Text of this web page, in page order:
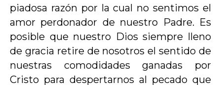
piadosa razón por la cual no sentimos el
amor perdonador de nuestro Padre. Es
posible que nuestro Dios siempre lleno
de gracia retire de nosotros el sentido de
nuestras comodidades ganadas por
Cristo para despertarnos al pecado que